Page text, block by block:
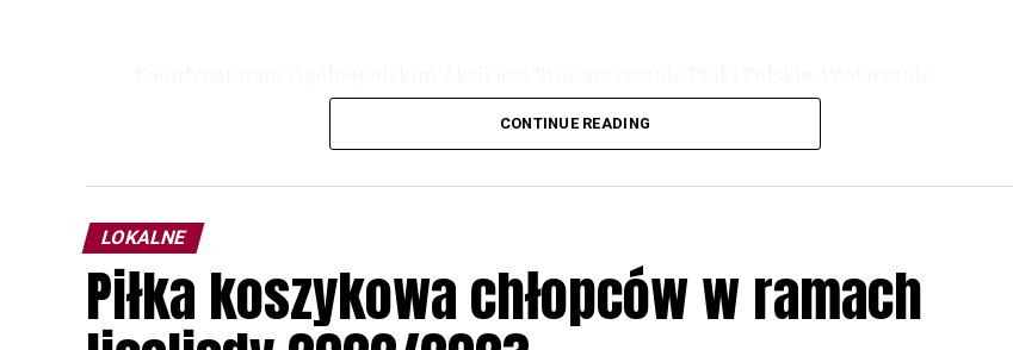
odbędzie się w dniach24 i 25 lutego 2023 r. wg harmonogramu przedstawionego na
Wszystkich uczestników zapraszamy do udziału w Akcji, włączenia się w aktywne
rozpoznawanie głosów sów i wymianę doświadczeń przy grillu.Na wydarzenie obowiązują
zapisy.
CONTINUE READING
LOKALNE
Piłka koszykowa chłopców w ramach